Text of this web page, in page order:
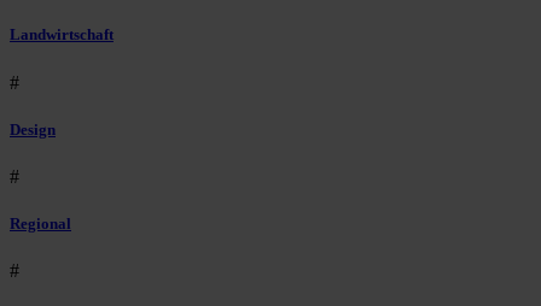
Landwirtschaft
#
Design
#
Regional
#